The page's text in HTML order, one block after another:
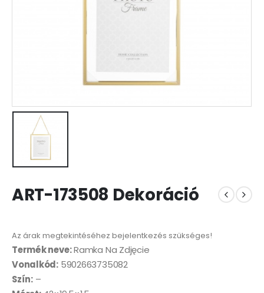
ART-173508 Dekoráció
Az árak megtekintéséhez bejelentkezés szükséges!
Termék neve:Ramka Na Zdjęcie
Vonalkód: 5902663735082
Szín:–